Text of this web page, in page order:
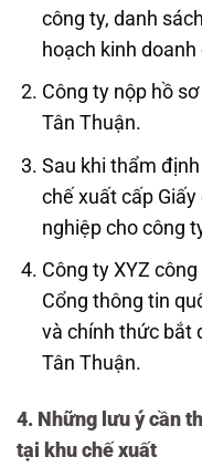
công ty, danh
hoạch kinh doanh
Công ty nộp hồ
Tân Thuận.
Sau khi thẩm
chế xuất cấp
nghiệp cho công
Công ty XYZ
Cổng thông tin
và chính thức bắt
Tân Thuận.
4. Những lưu ý cần
tại khu chế xuất